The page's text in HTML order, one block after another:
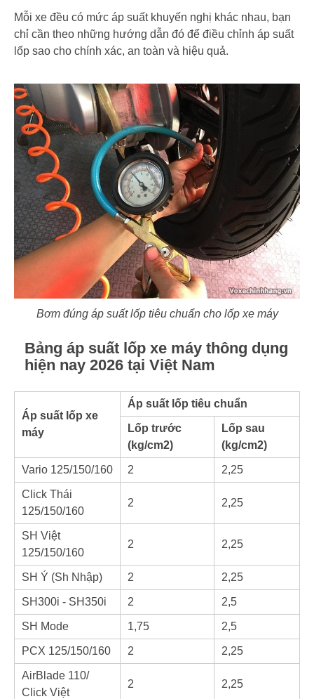
Mỗi xe đều có mức áp suất khuyến nghị khác nhau, bạn
chỉ cần theo những hướng dẫn đó để điều chỉnh áp suất
lốp sao cho chính xác, an toàn và hiệu quả.
Bơm đúng áp suất lốp tiêu chuẩn cho lốp xe máy
Bảng áp suất lốp xe máy thông dụng
hiện nay 2026 tại Việt Nam
Áp suất lốp xe
máy
Áp suất lốp tiêu chuẩn
Lốp trước
(kg/cm2)
Lốp sau
(kg/cm2)
Vario 125/150/160 2 2,25
Click Thái
125/150/160
2 2,25
SH Việt
125/150/160
2 2,25
SH Ý (Sh Nhập) 2 2,25
SH300i - SH350i 2 2,5
SH Mode 1,75 2,5
PCX 125/150/160 2 2,25
AirBlade 110/
Click Việt
2 2,25